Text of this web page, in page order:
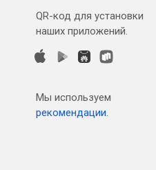
QR-код для установки
наших приложений.
Мы используем
рекомендации.